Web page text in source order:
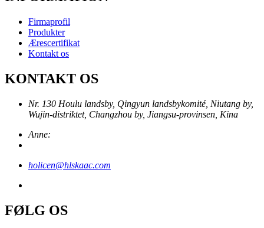
Firmaprofil
Produkter
Ærescertifikat
Kontakt os
KONTAKT OS
Nr. 130 Houlu landsby, Qingyun landsbykomité, Niutang by,
Wujin-distriktet, Changzhou by, Jiangsu-provinsen, Kina
Anne:
holicen@hlskaac.com
FØLG OS